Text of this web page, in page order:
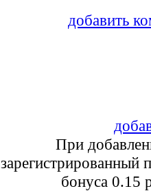
добавить
При
зарегистрированный
бонуса 0.15